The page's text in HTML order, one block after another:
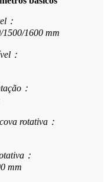
：
1600 mm
：
：
rotativa：
：
mm